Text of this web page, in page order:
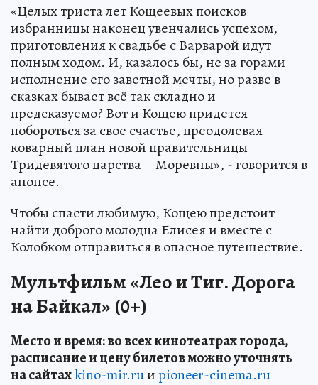
«Целых триста лет Кощеевых поисков
избранницы наконец увенчались успехом,
приготовления к свадьбе с Варварой идут
полным ходом. И, казалось бы, не за горами
исполнение его заветной мечты, но разве в
сказках бывает всё так складно и
предсказуемо? Вот и Кощею придется
побороться за свое счастье, преодолевая
коварный план новой правительницы
Тридевятого царства – Моревны», - говорится в
анонсе.
Чтобы спасти любимую, Кощею предстоит
найти доброго молодца Елисея и вместе с
Колобком отправиться в опасное путешествие.
Мультфильм «Лео и Тиг. Дорога
на Байкал» (0+)
Место и время: во всех кинотеатрах города,
расписание и цену билетов можно уточнять
на сайтахkino-mir.ruиpioneer-cinema.ru